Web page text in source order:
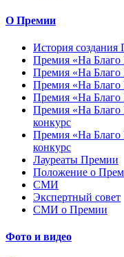
О Премии
История создания
Премия «На
Премия «На
Премия «На
Премия «На
Премия «На
конкурс
Премия «На
конкурс
Лауреаты Премии
Положение о
СМИ
Экспертный совет
СМИ о Премии
Фото и видео